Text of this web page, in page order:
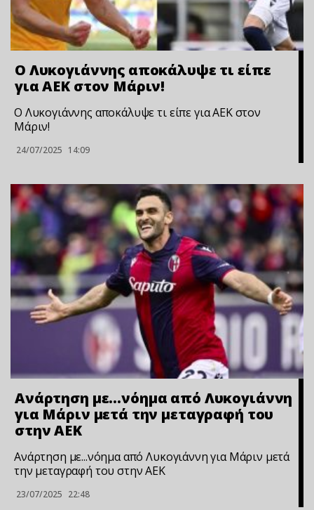
Ο Λυκογιάννης αποκάλυψε τι είπε
για ΑΕΚ στον Μάριν!
Ο Λυκογιάννης αποκάλυψε τι είπε για ΑΕΚ στον
Μάριν!
24/07/2025 14:09
Ανάρτηση με…νόημα από Λυκογιάννη
για Μάριν μετά την μεταγραφή του
στην ΑΕΚ
Ανάρτηση με...νόημα από Λυκογιάννη για Μάριν μετά
την μεταγραφή του στην ΑΕΚ
23/07/2025 22:48